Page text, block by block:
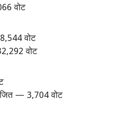
वोट
वोट
वोट
— 3,704 वोट